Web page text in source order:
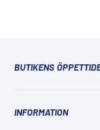
BUTIKENS
Måndag: 10:00 -
INFORMATION